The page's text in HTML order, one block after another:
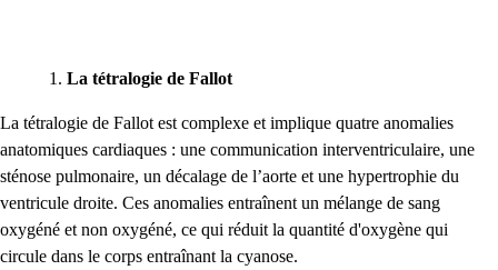
La tétralogie de Fallot
La tétralogie de Fallot est complexe et implique quatre anomalies
anatomiques cardiaques : une communication interventriculaire, une
sténose pulmonaire, un décalage de l’aorte et une hypertrophie du
ventricule droite. Ces anomalies entraînent un mélange de sang
oxygéné et non oxygéné, ce qui réduit la quantité d'oxygène qui
circule dans le corps entraînant la cyanose.